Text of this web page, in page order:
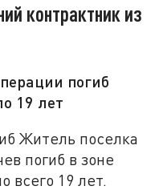
контрактник из
погиб
19 лет
Житель поселка
погиб в зоне
всего 19 лет.